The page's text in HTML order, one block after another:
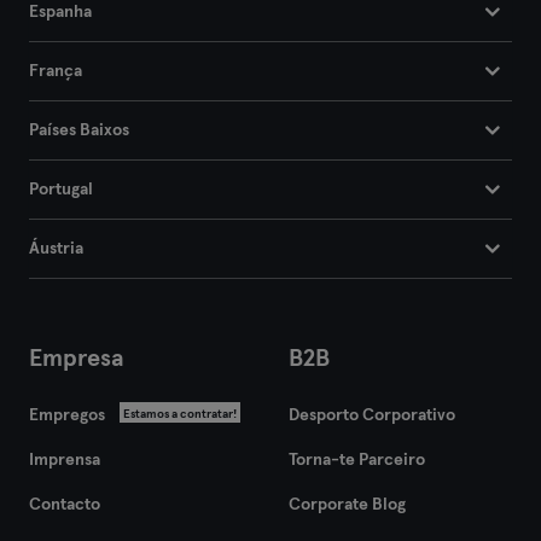
Halle
Heidenheim
Espanha
França
Países Baixos
Portugal
Áustria
Empresa
Empregos Estamos a contratar!
Imprensa
Contacto
B2B
Desporto Corporativo
Torna-te Parceiro
Corporate Blog